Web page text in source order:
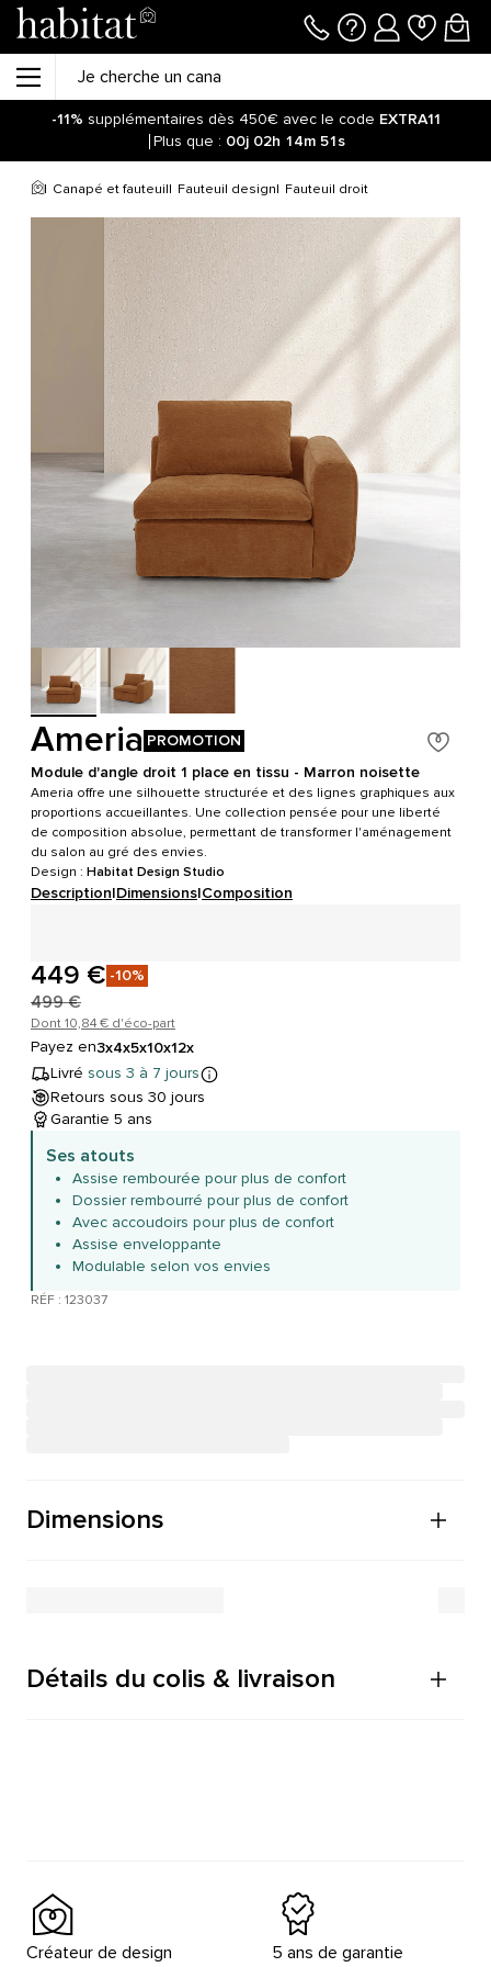
-11% supplémentaires dès 450€ avec le code EXTRA11
Plus que : 00j 02h 14m 51s
Canapé et fauteuil Fauteuil design Fauteuil droit
Ameria PROMOTION
Module d'angle droit 1 place en tissu - Marron noisette
Ameria offre une silhouette structurée et des lignes graphiques aux
proportions accueillantes. Une collection pensée pour une liberté
de composition absolue, permettant de transformer l'aménagement
du salon au gré des envies.
Design : Habitat Design Studio
Description|Dimensions|Composition
449 € -10%
499 €
Dont 10,84 € d'éco-part
Payez en3x4x5x10x12x
Livré sous 3 à 7 jours
Retours sous 30 jours
Garantie 5 ans
Ses atouts
Assise rembourée pour plus de confort
Dossier rembourré pour plus de confort
Avec accoudoirs pour plus de confort
Assise enveloppante
Modulable selon vos envies
RÉF : 123037
Dimensions
Détails du colis & livraison
Créateur de design
5 ans de garantie